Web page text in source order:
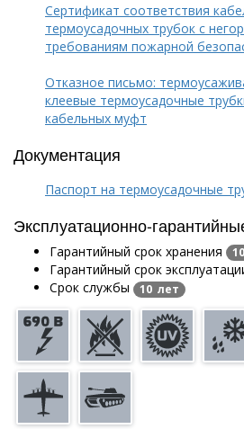
Сертификат соответствия
термоусадочных трубок с
требованиям пожарной
Отказное письмо:
клеевые термоусадочные
кабельных муфт
Документация
Паспорт на термоусадочные
Эксплуатационно-
Гарантийный срок хранения
Гарантийный срок
Срок службы 10 лет